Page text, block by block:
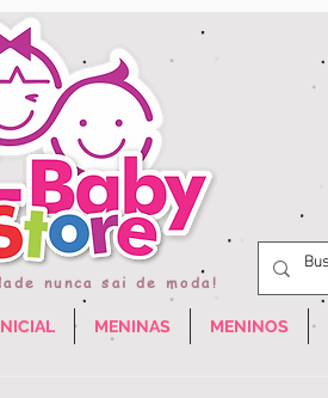
nunca sai de moda!
MENINAS MENINOS